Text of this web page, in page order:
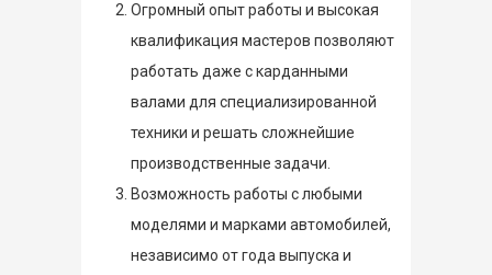
Огромный опыт работы и высокая
квалификация мастеров позволяют
работать даже с карданными
валами для специализированной
техники и решать сложнейшие
производственные задачи.
Возможность работы с любыми
моделями и марками автомобилей,
независимо от года выпуска и